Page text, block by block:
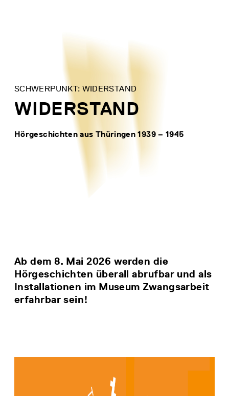
SCHWERPUNKT: WIDERSTAND
WIDERSTAND
Hörgeschichten aus Thüringen 1939 – 1945
Ab dem 8. Mai 2026 werden die
Hörgeschichten überall abrufbar und als
Installationen im Museum Zwangsarbeit
erfahrbar sein!